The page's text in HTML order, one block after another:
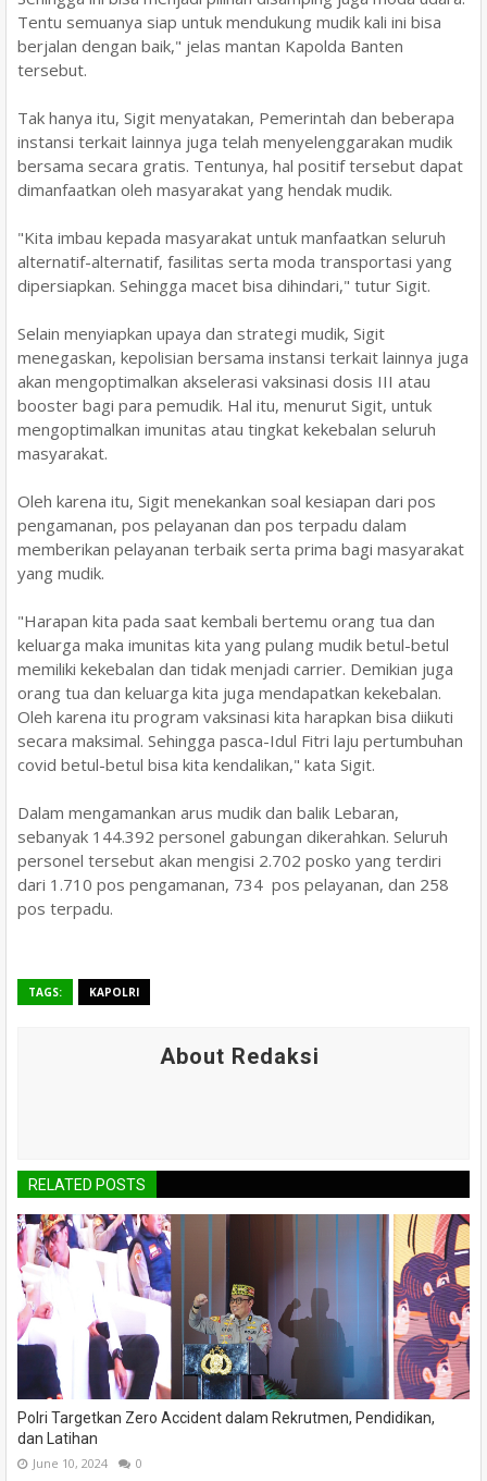
Tentu semuanya siap untuk mendukung mudik kali ini bisa
berjalan dengan baik," jelas mantan Kapolda Banten
tersebut.
Tak hanya itu, Sigit menyatakan, Pemerintah dan beberapa
instansi terkait lainnya juga telah menyelenggarakan mudik
bersama secara gratis. Tentunya, hal positif tersebut dapat
dimanfaatkan oleh masyarakat yang hendak mudik.
"Kita imbau kepada masyarakat untuk manfaatkan seluruh
alternatif-alternatif, fasilitas serta moda transportasi yang
dipersiapkan. Sehingga macet bisa dihindari," tutur Sigit.
Selain menyiapkan upaya dan strategi mudik, Sigit
menegaskan, kepolisian bersama instansi terkait lainnya juga
akan mengoptimalkan akselerasi vaksinasi dosis III atau
booster bagi para pemudik. Hal itu, menurut Sigit, untuk
mengoptimalkan imunitas atau tingkat kekebalan seluruh
masyarakat.
Oleh karena itu, Sigit menekankan soal kesiapan dari pos
pengamanan, pos pelayanan dan pos terpadu dalam
memberikan pelayanan terbaik serta prima bagi masyarakat
yang mudik.
"Harapan kita pada saat kembali bertemu orang tua dan
keluarga maka imunitas kita yang pulang mudik betul-betul
memiliki kekebalan dan tidak menjadi carrier. Demikian juga
orang tua dan keluarga kita juga mendapatkan kekebalan.
Oleh karena itu program vaksinasi kita harapkan bisa diikuti
secara maksimal. Sehingga pasca-Idul Fitri laju pertumbuhan
covid betul-betul bisa kita kendalikan," kata Sigit.
Dalam mengamankan arus mudik dan balik Lebaran,
sebanyak 144.392 personel gabungan dikerahkan. Seluruh
personel tersebut akan mengisi 2.702 posko yang terdiri
dari 1.710 pos pengamanan, 734 pos pelayanan, dan 258
pos terpadu.
TAGS: KAPOLRI
About Redaksi
RELATED POSTS
Polri Targetkan Zero Accident dalam Rekrutmen, Pendidikan,
dan Latihan
June 10, 2024 0